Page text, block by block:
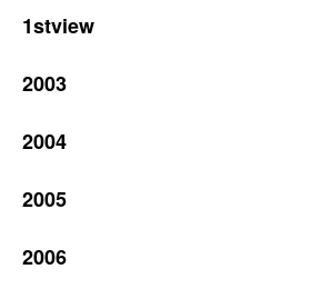
1stview
2003
2004
2005
2006